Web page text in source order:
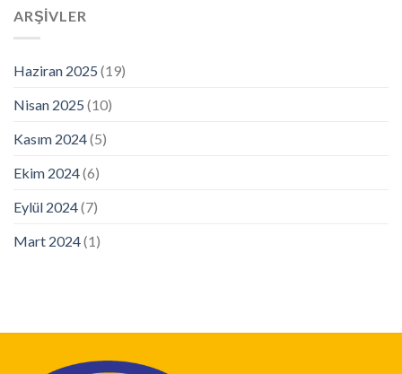
ARŞIVLER
Haziran 2025 (19)
Nisan 2025 (10)
Kasım 2024(5)
Ekim 2024(6)
Eylül 2024(7)
Mart 2024(1)